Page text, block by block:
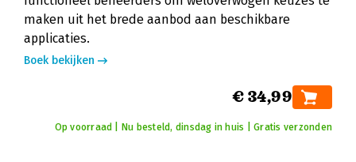
maken uit het brede aanbod aan beschikbare
applicaties.
Boek bekijken
€ 34,99
Op voorraad | Nu besteld, dinsdag in huis | Gratis verzonden